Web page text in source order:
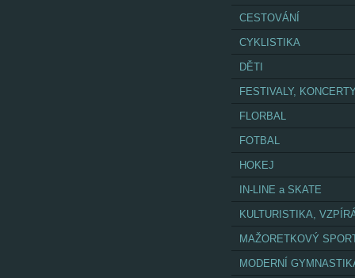
CESTOVÁNÍ
CYKLISTIKA
DĚTI
FESTIVALY,
FLORBAL
FOTBAL
HOKEJ
IN-LINE a SKATE
KULTURISTIKA,
MAŽORETKOVÝ
MODERNÍ